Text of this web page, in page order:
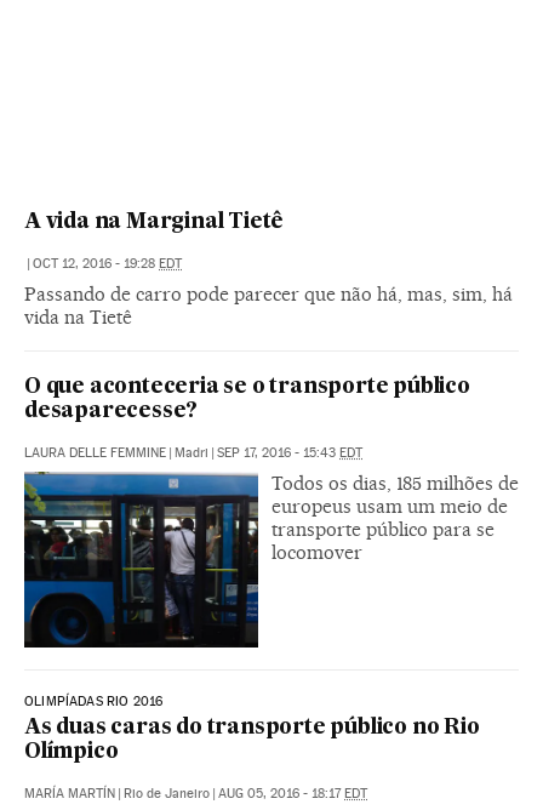
A vida na Marginal Tietê
| OCT 12, 2016 - 19:28 EDT
Passando de carro pode parecer que não há, mas, sim, há
vida na Tietê
O que aconteceria se o transporte público
desaparecesse?
LAURA DELLE FEMMINE | Madri | SEP 17, 2016 - 15:43 EDT
Todos os dias, 185 milhões de
europeus usam um meio de
transporte público para se
locomover
OLIMPÍADAS RIO 2016
As duas caras do transporte público no Rio
Olímpico
MARÍA MARTÍN | Rio de Janeiro | AUG 05, 2016 - 18:17EDT